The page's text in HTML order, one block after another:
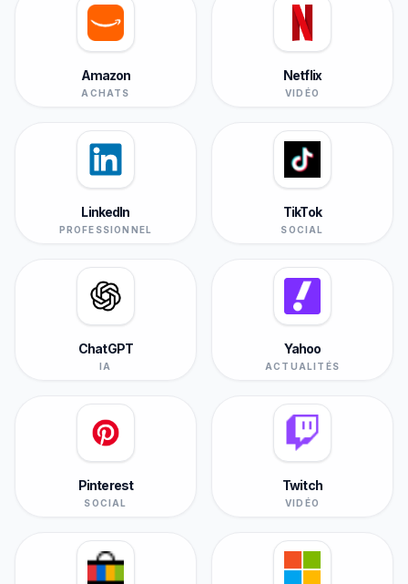
Amazon
ACHATS
Netflix
VIDÉO
LinkedIn
PROFESSIONNEL
TikTok
SOCIAL
ChatGPT
IA
Yahoo
ACTUALITÉS
Pinterest
SOCIAL
Twitch
VIDÉO